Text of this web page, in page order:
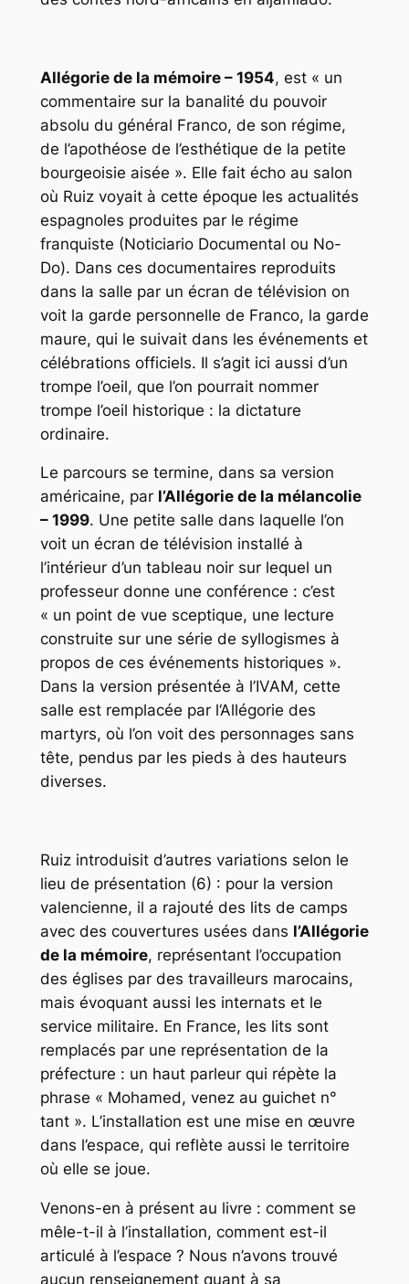
Allégorie de la mémoire – 1954, est « un
commentaire sur la banalité du pouvoir
absolu du général Franco, de son régime,
de l’apothéose de l’esthétique de la petite
bourgeoisie aisée ». Elle fait écho au salon
où Ruiz voyait à cette époque les actualités
espagnoles produites par le régime
franquiste (Noticiario Documental ou No-
Do). Dans ces documentaires reproduits
dans la salle par un écran de télévision on
voit la garde personnelle de Franco, la garde
maure, qui le suivait dans les événements et
célébrations officiels. Il s’agit ici aussi d’un
trompe l’oeil, que l’on pourrait nommer
trompe l’oeil historique : la dictature
ordinaire.
Le parcours se termine, dans sa version
américaine, par l’Allégorie de la mélancolie
– 1999. Une petite salle dans laquelle l’on
voit un écran de télévision installé à
l’intérieur d’un tableau noir sur lequel un
professeur donne une conférence : c’est
« un point de vue sceptique, une lecture
construite sur une série de syllogismes à
propos de ces événements historiques ».
Dans la version présentée à l’IVAM, cette
salle est remplacée par l‘Allégorie des
martyrs, où l’on voit des personnages sans
tête, pendus par les pieds à des hauteurs
diverses.
Ruiz introduisit d’autres variations selon le
lieu de présentation (6) : pour la version
valencienne, il a rajouté des lits de camps
avec des couvertures usées dans l’Allégorie
de la mémoire, représentant l’occupation
des églises par des travailleurs marocains,
mais évoquant aussi les internats et le
service militaire. En France, les lits sont
remplacés par une représentation de la
préfecture : un haut parleur qui répète la
phrase « Mohamed, venez au guichet n°
tant ». L’installation est une mise en œuvre
dans l’espace, qui reflète aussi le territoire
où elle se joue.
Venons-en à présent au livre : comment se
mêle-t-il à l’installation, comment est-il
articulé à l’espace ? Nous n’avons trouvé
aucun renseignement quant à sa